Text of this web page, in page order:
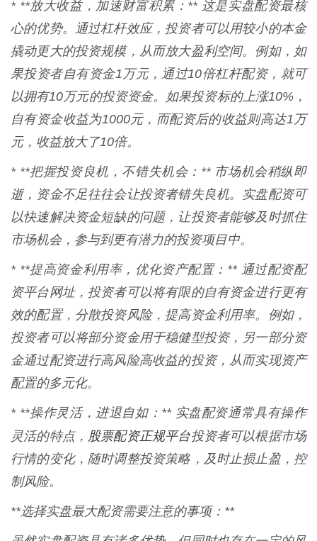
* **放大收益，加速财富积累：** 这是实盘配资最核
心的优势。通过杠杆效应，投资者可以用较小的本金
撬动更大的投资规模，从而放大盈利空间。例如，如
果投资者自有资金1万元，通过10倍杠杆配资，就可
以拥有10万元的投资资金。如果投资标的上涨10%，
自有资金收益为1000元，而配资后的收益则高达1万
元，收益放大了10倍。
* **把握投资良机，不错失机会：** 市场机会稍纵即
逝，资金不足往往会让投资者错失良机。实盘配资可
以快速解决资金短缺的问题，让投资者能够及时抓住
市场机会，参与到更有潜力的投资项目中。
* **提高资金利用率，优化资产配置：** 通过配资配
资平台网址，投资者可以将有限的自有资金进行更有
效的配置，分散投资风险，提高资金利用率。例如，
投资者可以将部分资金用于稳健型投资，另一部分资
金通过配资进行高风险高收益的投资，从而实现资产
配置的多元化。
* **操作灵活，进退自如：** 实盘配资通常具有操作
灵活的特点， 股票配资正规平台投资者可以根据市场
行情的变化，随时调整投资策略，及时止损止盈，控
制风险。
**选择实盘最大配资需要注意的事项：**